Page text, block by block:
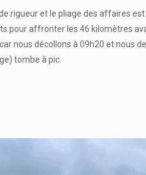
rigueur et le pliage des affaires
pour affronter les 46 kilomètres
nous décollons à 09h20 et nous
tombe à pic.